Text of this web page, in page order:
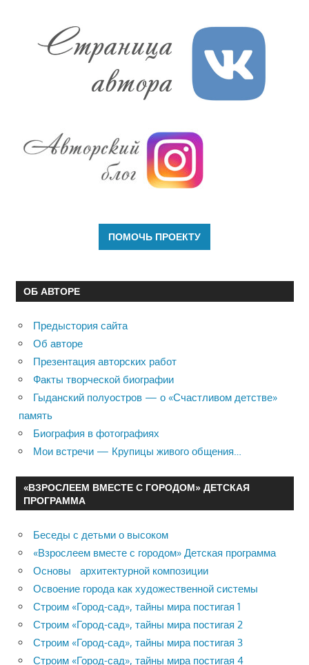
ОБ АВТОРЕ
Предыстория сайта
Об авторе
Презентация авторских работ
Факты творческой биографии
Гыданский полуостров — о «Счастливом детстве»
память
Биография в фотографиях
Мои встречи — Крупицы живого общения…
«ВЗРОСЛЕЕМ ВМЕСТЕ С ГОРОДОМ» ДЕТСКАЯ
ПРОГРАММА
Беседы с детьми о высоком
«Взрослеем вместе с городом» Детская программа
Основы архитектурной композиции
Освоение города как художественной системы
Строим «Город-сад», тайны мира постигая 1
Строим «Город-сад», тайны мира постигая 2
Строим «Город-сад», тайны мира постигая 3
Строим «Город-сад», тайны мира постигая 4